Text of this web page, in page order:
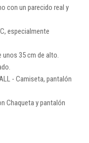
con un parecido real y
especialmente
unos 35 cm de alto.
- Camiseta, pantalón
Chaqueta y pantalón